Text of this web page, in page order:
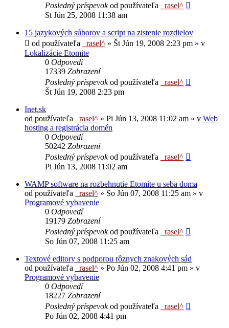
Posledný príspevokod používateľa
_rasel^
St Jún 25, 2008 11:38 am
15 jazykových súborov a script na zistenie rozdielov
od používateľa
_rasel^ » Št Jún 19, 2008 2:23 pm » v
Lokalizácie Etomite
0 Odpovedí
17339 Zobrazení
Posledný príspevokod používateľa
_rasel^
Št Jún 19, 2008 2:23 pm
Inet.sk
od používateľa
_rasel^ » Pi Jún 13, 2008 11:02 am » v Web
hosting a registrácia domén
0 Odpovedí
50242 Zobrazení
Posledný príspevokod používateľa
_rasel^
Pi Jún 13, 2008 11:02 am
WAMP software na rozbehnutie Etomite u seba doma
od používateľa
_rasel^ » So Jún 07, 2008 11:25 am » v
Programové vybavenie
0 Odpovedí
19179 Zobrazení
Posledný príspevokod používateľa
_rasel^
So Jún 07, 2008 11:25 am
Textové editory s podporou rôznych znakových sád
od používateľa
_rasel^ » Po Jún 02, 2008 4:41 pm » v
Programové vybavenie
0 Odpovedí
18227 Zobrazení
Posledný príspevokod používateľa
_rasel^
Po Jún 02, 2008 4:41 pm